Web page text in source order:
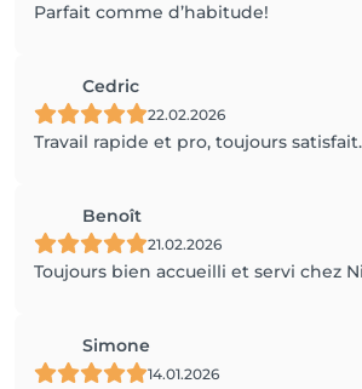
Parfait comme d’habitude!
Cedric
22.02.2026
Travail rapide et pro, toujours satisfait.
Benoît
21.02.2026
Toujours bien accueilli et servi chez
Simone
14.01.2026